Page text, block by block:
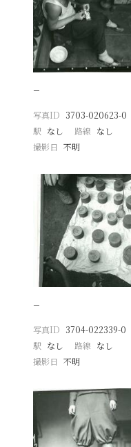
−
写真ID 3703-020623-0
駅 なし 路線 なし
撮影日
不明
−
写真ID 3704-022339-0
駅 なし 路線 なし
撮影日
不明